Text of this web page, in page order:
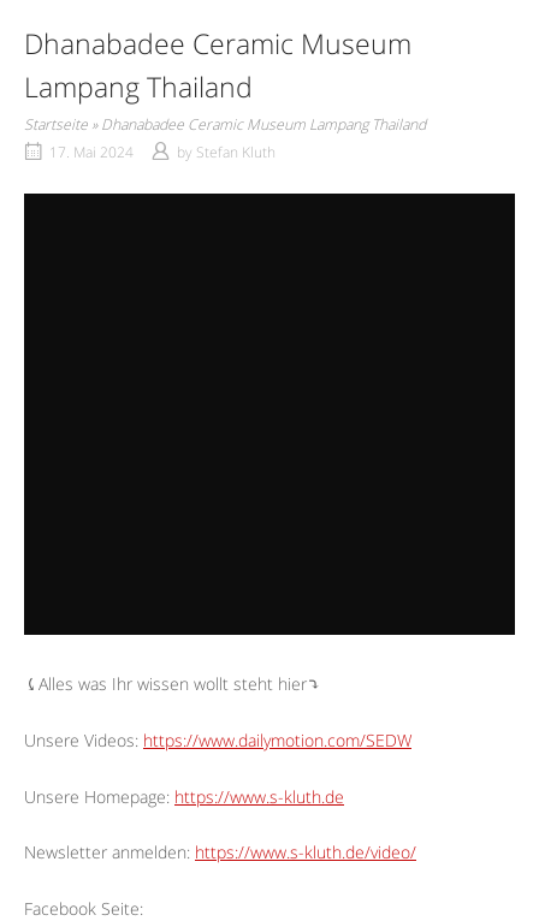
Dhanabadee Ceramic Museum
Lampang Thailand
Startseite »Dhanabadee Ceramic Museum Lampang Thailand
17. Mai 2024
by Stefan Kluth
⤹Alles was Ihr wissen wollt steht hier⤵︎
Unsere Videos: https://www.dailymotion.com/SEDW
Unsere Homepage: https://www.s-kluth.de
Newsletter anmelden: https://www.s-kluth.de/video/
Facebook Seite: